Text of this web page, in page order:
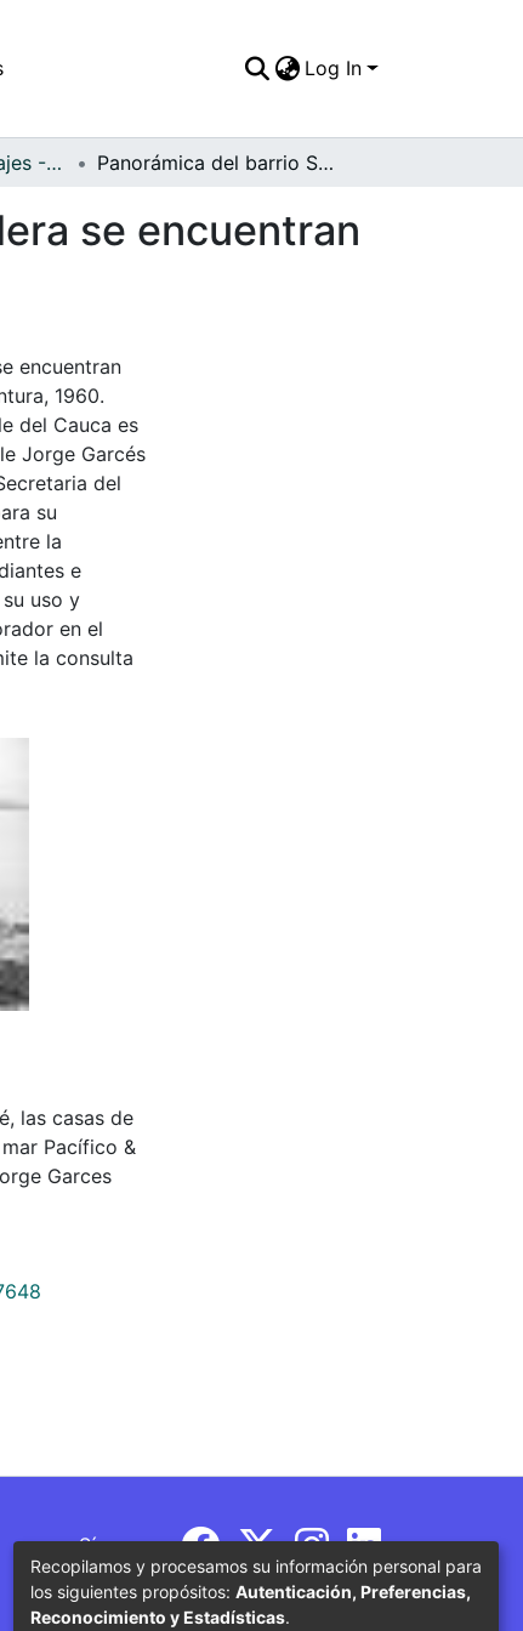
Log In
APFFVC - Los Paisajes - Patrimonial Panorámica del barrio San José, las casas de madera se encuentran construidas sobre las aguas del mar Pacífico
se encuentran
encuentran
1960.
del Cauca es
Jorge Garcés
del
su
la
e
uso y
en el
la consulta
las casas de
Pacífico &
Garces
Síguenos
Recopilamos y procesamos su información personal para
los siguientes propósitos: Autenticación, Preferencias,
Reconocimiento y Estadísticas.